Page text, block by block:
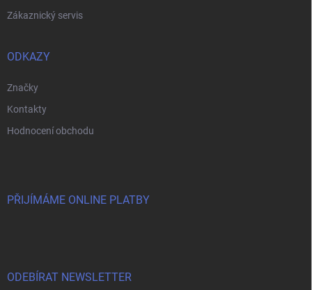
Zákaznický servis
ODKAZY
Značky
Kontakty
Hodnocení obchodu
PŘIJÍMÁME ONLINE PLATBY
ODEBÍRAT NEWSLETTER